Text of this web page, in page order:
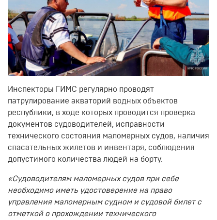
Инспекторы ГИМС регулярно проводят
патрулирование акваторий водных объектов
республики, в ходе которых проводится проверка
документов судоводителей, исправности
технического состояния маломерных судов, наличия
спасательных жилетов и инвентаря, соблюдения
допустимого количества людей на борту.
«Судоводителям маломерных судов при себе
необходимо иметь удостоверение на право
управления маломерным судном и судовой билет с
отметкой о прохождении технического